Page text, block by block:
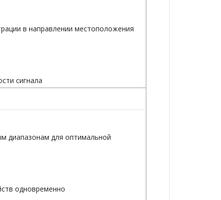
в направлении местоположения
сигнала
диапазонам для оптимальной
одновременно